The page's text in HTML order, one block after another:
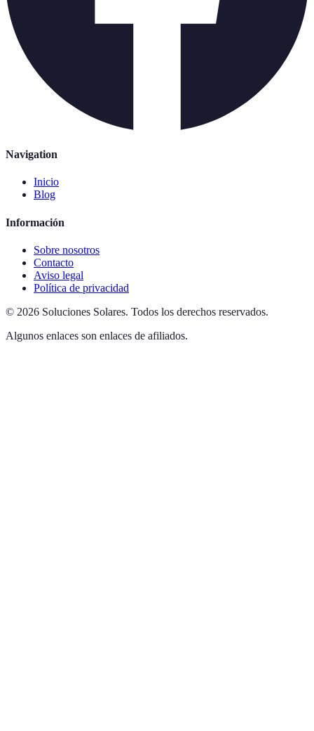
Navigation
Inicio
Blog
Información
Sobre nosotros
Contacto
Aviso legal
Política de privacidad
© 2026 Soluciones Solares. Todos los derechos reservados.
Algunos enlaces son enlaces de afiliados.